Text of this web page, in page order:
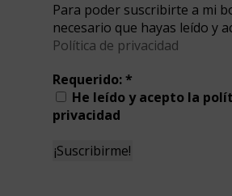
Para poder suscribirte a mi
necesario que hayas leído y
Política de privacidad
Requerido:*
He leído y acepto la
privacidad